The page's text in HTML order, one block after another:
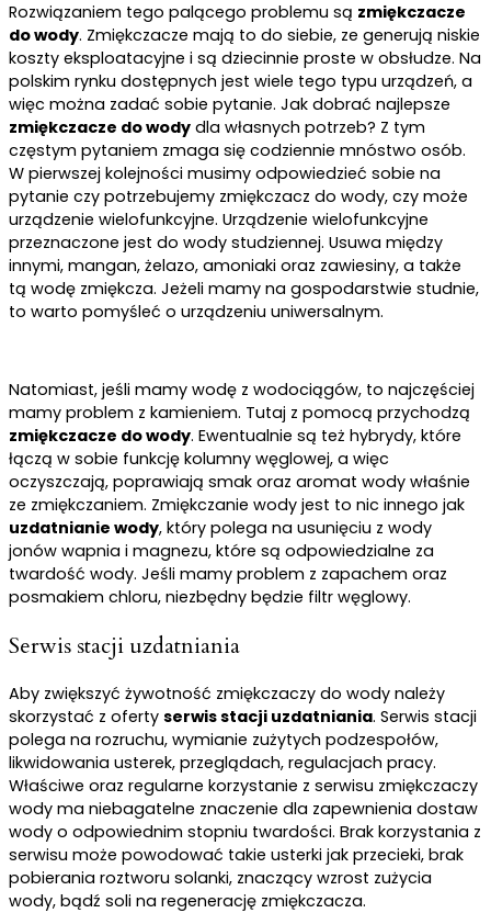
Rozwiązaniem tego palącego problemu są zmiękczacze
do wody. Zmiękczacze mają to do siebie, ze generują niskie
koszty eksploatacyjne i są dziecinnie proste w obsłudze. Na
polskim rynku dostępnych jest wiele tego typu urządzeń, a
więc można zadać sobie pytanie. Jak dobrać najlepsze
zmiękczacze do wody dla własnych potrzeb? Z tym
częstym pytaniem zmaga się codziennie mnóstwo osób.
W pierwszej kolejności musimy odpowiedzieć sobie na
pytanie czy potrzebujemy zmiękczacz do wody, czy może
urządzenie wielofunkcyjne. Urządzenie wielofunkcyjne
przeznaczone jest do wody studziennej. Usuwa między
innymi, mangan, żelazo, amoniaki oraz zawiesiny, a także
tą wodę zmiękcza. Jeżeli mamy na gospodarstwie studnie,
to warto pomyśleć o urządzeniu uniwersalnym.
Natomiast, jeśli mamy wodę z wodociągów, to najczęściej
mamy problem z kamieniem. Tutaj z pomocą przychodzą
zmiękczacze do wody. Ewentualnie są też hybrydy, które
łączą w sobie funkcję kolumny węglowej, a więc
oczyszczają, poprawiają smak oraz aromat wody właśnie
ze zmiękczaniem. Zmiękczanie wody jest to nic innego jak
uzdatnianie wody, który polega na usunięciu z wody
jonów wapnia i magnezu, które są odpowiedzialne za
twardość wody. Jeśli mamy problem z zapachem oraz
posmakiem chloru, niezbędny będzie filtr węglowy.
Serwis stacji uzdatniania
Aby zwiększyć żywotność zmiękczaczy do wody należy
skorzystać z oferty serwis stacji uzdatniania. Serwis stacji
polega na rozruchu, wymianie zużytych podzespołów,
likwidowania usterek, przeglądach, regulacjach pracy.
Właściwe oraz regularne korzystanie z serwisu zmiękczaczy
wody ma niebagatelne znaczenie dla zapewnienia dostaw
wody o odpowiednim stopniu twardości. Brak korzystania z
serwisu może powodować takie usterki jak przecieki, brak
pobierania roztworu solanki, znaczący wzrost zużycia
wody, bądź soli na regenerację zmiękczacza.